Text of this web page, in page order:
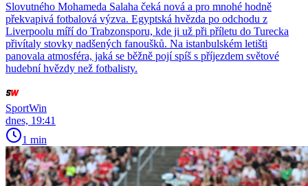
Slovutného Mohameda Salaha čeká nová a pro mnohé hodně
překvapivá fotbalová výzva. Egyptská hvězda po odchodu z
Liverpoolu míří do Trabzonsporu, kde ji už při příletu do Turecka
přivítaly stovky nadšených fanoušků. Na istanbulském letišti
panovala atmosféra, jaká se běžně pojí spíš s příjezdem světové
hudební hvězdy než fotbalisty.
SportWin
dnes, 19:41
1 min